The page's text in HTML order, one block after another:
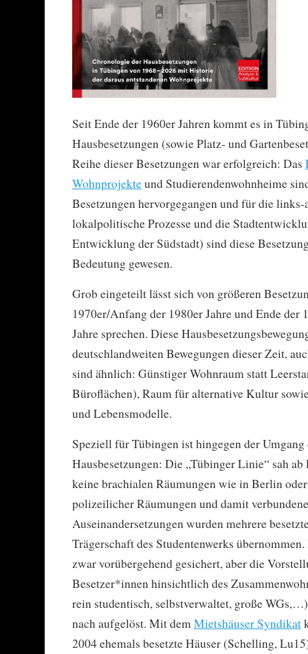
Seit Ende der 1960er Jahren kommt es in
Hausbesetzungen (sowie Platz- und
Reihe dieser Besetzungen war erfolgreich: Das
Wohnprojekteund Studierendenwohnheime
Besetzungen hervorgegangen und für die links-
lokalpolitische Prozesse und die
Entwicklung der Südstadt) sind diese
Bedeutung gewesen.
Grob eingeteilt lässt sich von größeren
1970er/Anfang der 1980er Jahre und Ende der
Jahre sprechen. Diese
deutschlandweiten Bewegungen dieser Zeit,
sind ähnlich: Günstiger Wohnraum statt
Büroflächen), Raum für alternative Kultur
und Lebensmodelle.
Speziell für Tübingen ist hingegen der
Hausbesetzungen: Die „Tübinger Linie“ sah ab
keine brachialen Räumungen wie in Berlin
polizeilicher Räumungen und damit
Auseinandersetzungen wurden mehrere
Trägerschaft des Studentenwerks
zwar vorübergehend gesichert, aber die
Besetzer*innen hinsichtlich des
rein studentisch, selbstverwaltet, große
nach aufgelöst. Mit demMietshäuser Syndikat
2004 ehemals besetzte Häuser (Schelling,